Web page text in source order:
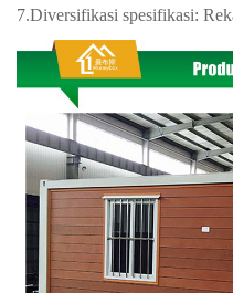
7.Diversifikasi spesifikasi: